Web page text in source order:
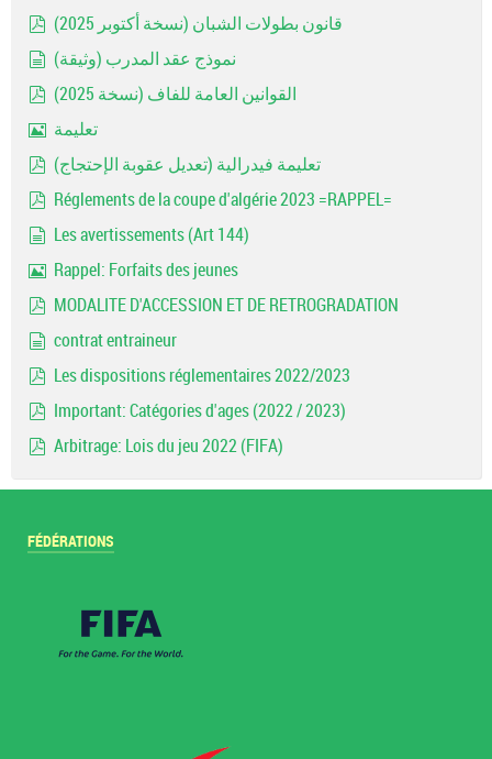
قانون بطولات الشبان (نسخة أكتوبر 2025)
نموذج عقد المدرب (وثيقة)
القوانين العامة للفاف (نسخة 2025)
تعليمة
تعليمة فيدرالية (تعديل عقوبة الإحتجاج)
Réglements de la coupe d'algérie 2023 =RAPPEL=
Les avertissements (Art 144)
Rappel: Forfaits des jeunes
MODALITE D'ACCESSION ET DE RETROGRADATION
contrat entraineur
Les dispositions réglementaires 2022/2023
Important: Catégories d'ages (2022 / 2023)
Arbitrage: Lois du jeu 2022 (FIFA)
FÉDÉRATIONS